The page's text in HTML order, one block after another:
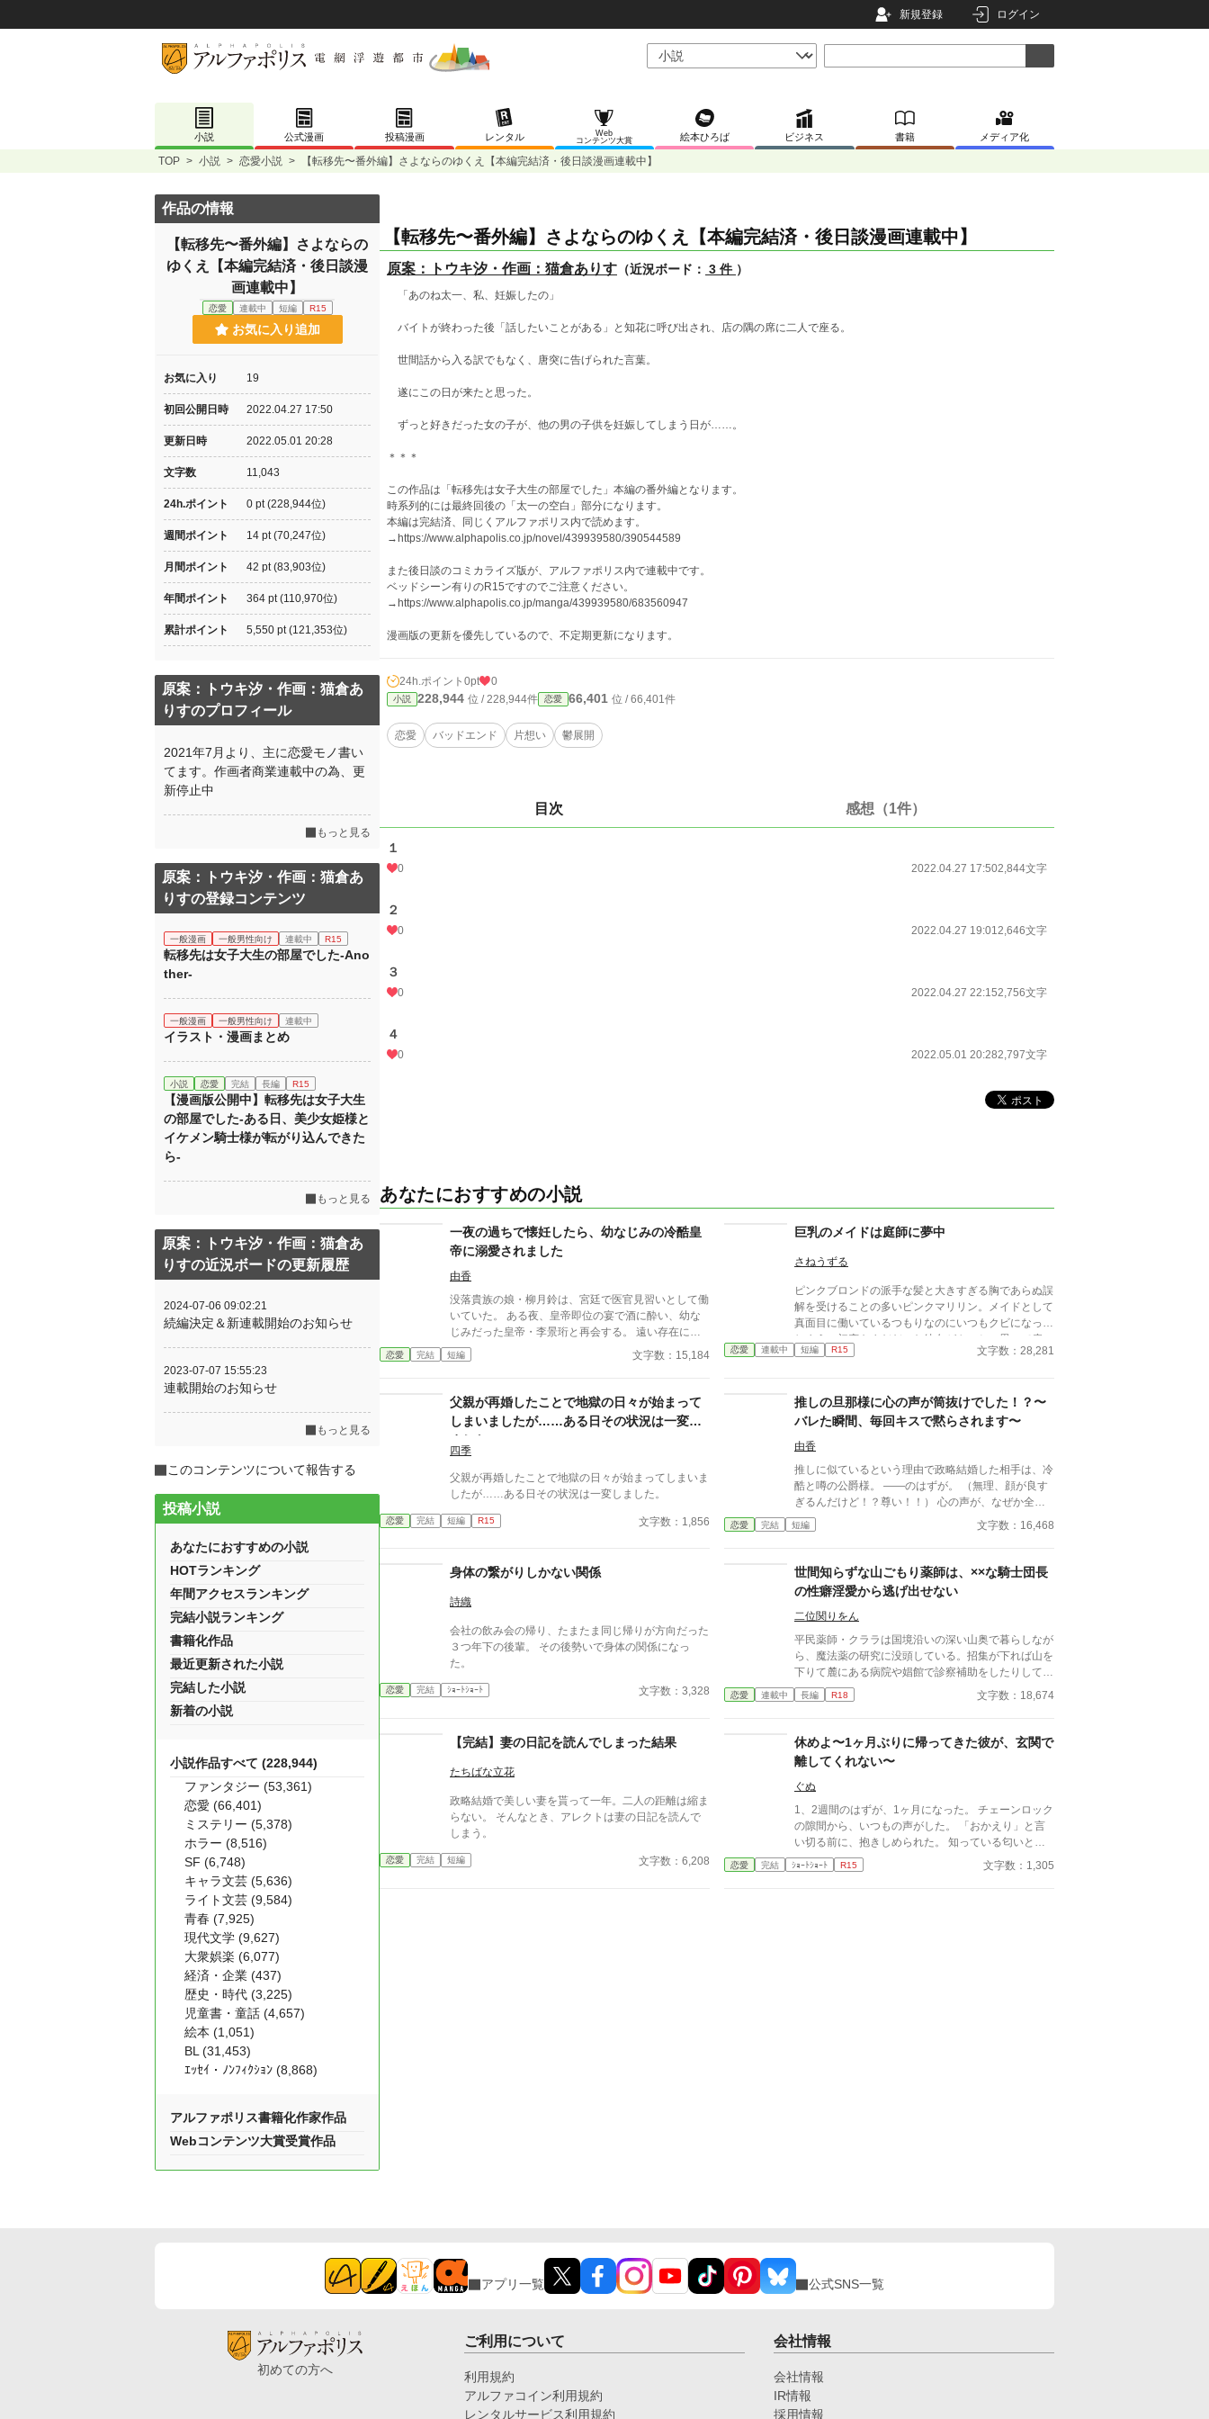
新規登録 ログイン
小説 公式漫画 投稿漫画 レンタル
Web
コンテンツ大賞
絵本ひろば ビジネス 書籍 メディア化
TOP > 小説 > 恋愛小説 > 【転移先〜番外編】さよならのゆくえ【本編完結済・後日談漫画連載中】
【転移先〜番外編】さよならのゆくえ【本編完結済・後日談漫画連載中】
原案：トウキ汐・作画：猫倉ありす （近況ボード： 3 件 ）
「あのね太一、私、妊娠したの」
バイトが終わった後「話したいことがある」と知花に呼び出され、店の隅の席に二人で座る。
世間話から入る訳でもなく、唐突に告げられた言葉。
遂にこの日が来たと思った。
ずっと好きだった女の子が、他の男の子供を妊娠してしまう日が……。
＊＊＊
この作品は「転移先は女子大生の部屋でした」本編の番外編となります。
時系列的には最終回後の「太一の空白」部分になります。
本編は完結済、同じくアルファポリス内で読めます。
→https://www.alphapolis.co.jp/novel/439939580/390544589
また後日談のコミカライズ版が、アルファポリス内で連載中です。
ベッドシーン有りのR15ですのでご注意ください。
→https://www.alphapolis.co.jp/manga/439939580/683560947
漫画版の更新を優先しているので、不定期更新になります。
24h.ポイント 0pt 0
小説 228,944 位 / 228,944件 恋愛 66,401 位 / 66,401件
恋愛 バッドエンド 片想い 鬱展開
目次 感想（1件）
１
0 2022.04.27 17:502,844文字
２
0 2022.04.27 19:012,646文字
３
0 2022.04.27 22:152,756文字
４
0 2022.05.01 20:282,797文字
あなたにおすすめの小説
一夜の過ちで懐妊したら、幼なじみの冷酷皇
帝に溺愛されました
由香
没落貴族の娘・柳月鈴は、宮廷で医官見習いとして働
いていた。 ある夜、皇帝即位の宴で酒に酔い、幼な
じみだった皇帝・李景珩と再会する。 遠い存在にな
ったはずの彼。 けれど、その夜をきっかけに月鈴の
運命は大きく動き出す。 冷酷と恐れられる皇帝が、
恋愛 完結 短編 文字数：15,184
巨乳のメイドは庭師に夢中
さねうずる
ピンクブロンドの派手な髪と大きすぎる胸であらぬ誤
解を受けることの多いピンクマリリン。メイドとして
真面目に働いているつもりなのにいつもクビになって
しまう。初恋もまだだった彼女がやっとの思いで雇っ
てもらえたお屋敷にいたのは、大きくて無口な庭師の
恋愛 連載中 短編 R15 文字数：28,281
父親が再婚したことで地獄の日々が始まって
しまいましたが……ある日その状況は一変し
ました。
四季
父親が再婚したことで地獄の日々が始まってしまいま
したが……ある日その状況は一変しました。
恋愛 完結 短編 R15 文字数：1,856
推しの旦那様に心の声が筒抜けでした！？〜
バレた瞬間、毎回キスで黙らされます〜
由香
推しに似ているという理由で政略結婚した相手は、冷
酷と噂の公爵様。 ――のはずが。 （無理、顔が良す
ぎるんだけど！？尊い！！） 心の声が、なぜか全部
本人に聞こえていた。 必死に取り繕うも時すでに遅
し。 暴走する脳内実況を止めるたび、旦那様はなぜ
い」 いや全然よくないです！！むしろ悪化してま
す！！ 無表情公爵様 × 心の声だだ漏れ令嬢 甘くて騒
がしい新婚生活、開幕。
恋愛 完結 短編 文字数：16,468
身体の繋がりしかない関係
詩織
会社の飲み会の帰り、たまたま同じ帰りが方向だった
３つ年下の後輩。 その後勢いで身体の関係になっ
た。
恋愛 完結 ｼｮｰﾄｼｮｰﾄ 文字数：3,328
世間知らずな山ごもり薬師は、××な騎士団長
の性癖淫愛から逃げ出せない
二位関りをん
平民薬師・クララは国境沿いの深い山奥で暮らしなが
ら、魔法薬の研究に没頭している。招集が下れば山を
下りて麓にある病院や娼館で診察補助をしたりしてい
るが、世間知らずなのに変わりはない。 ある日、山
の中で倒れている男性を発見。彼はなんと騎士団長・
いの噂なんて知らないクララは良心に従い彼を助け、
治療を施す。 だが、レイルドには隠している秘
密……性癖があった。 ――君の××××、触らせてもら
えないだろうか？
恋愛 連載中 長編 R18 文字数：18,674
【完結】妻の日記を読んでしまった結果
たちばな立花
政略結婚で美しい妻を貰って一年。二人の距離は縮ま
らない。 そんなとき、アレクトは妻の日記を読んで
しまう。
恋愛 完結 短編 文字数：6,208
休めよ〜1ヶ月ぶりに帰ってきた彼が、玄関で
離してくれない〜
ぐぬ
1、2週間のはずが、1ヶ月になった。 チェーンロック
の隙間から、いつもの声がした。 「おかえり」と言
い切る前に、抱きしめられた。 知っている匂いと、
知らない匂いが混じっていた。
恋愛 完結 ｼｮｰﾄｼｮｰﾄ R15 文字数：1,305
作品の情報
【転移先〜番外編】さよならの
ゆくえ【本編完結済・後日談漫
画連載中】
恋愛 連載中 短編 R15
お気に入り追加
お気に入り 19
初回公開日時 2022.04.27 17:50
更新日時 2022.05.01 20:28
文字数 11,043
24h.ポイント 0 pt (228,944位)
週間ポイント 14 pt (70,247位)
月間ポイント 42 pt (83,903位)
年間ポイント 364 pt (110,970位)
累計ポイント 5,550 pt (121,353位)
原案：トウキ汐・作画：猫倉あ
りすのプロフィール
2021年7月より、主に恋愛モノ書い
てます。作画者商業連載中の為、更
新停止中
もっと見る
原案：トウキ汐・作画：猫倉あ
りすの登録コンテンツ
一般漫画 一般男性向け 連載中 R15
転移先は女子大生の部屋でした‐Ano
ther‐
一般漫画 一般男性向け 連載中
イラスト・漫画まとめ
小説 恋愛 完結 長編 R15
【漫画版公開中】転移先は女子大生
の部屋でした‐ある日、美少女姫様と
イケメン騎士様が転がり込んできた
ら‐
もっと見る
原案：トウキ汐・作画：猫倉あ
りすの近況ボードの更新履歴
2024-07-06 09:02:21
続編決定＆新連載開始のお知らせ
2023-07-07 15:55:23
連載開始のお知らせ
もっと見る
このコンテンツについて報告する
投稿小説
あなたにおすすめの小説
HOTランキング
年間アクセスランキング
完結小説ランキング
書籍化作品
最近更新された小説
完結した小説
新着の小説
小説作品すべて (228,944)
ファンタジー (53,361)
恋愛 (66,401)
ミステリー (5,378)
ホラー (8,516)
SF (6,748)
キャラ文芸 (5,636)
ライト文芸 (9,584)
青春 (7,925)
現代文学 (9,627)
大衆娯楽 (6,077)
経済・企業 (437)
歴史・時代 (3,225)
児童書・童話 (4,657)
絵本 (1,051)
BL (31,453)
ｴｯｾｲ・ﾉﾝﾌｨｸｼｮﾝ (8,868)
アルファポリス書籍化作家作品
Webコンテンツ大賞受賞作品
アプリ一覧 公式SNS一覧
初めての方へ
ご利用について
利用規約
アルファコイン利用規約
レンタルサービス利用規約
会社情報
会社情報
IR情報
採用情報